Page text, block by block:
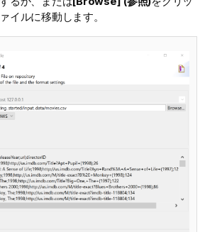
イルに移動します。